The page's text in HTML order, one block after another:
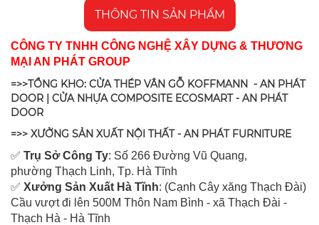
THÔNG TIN SẢN PHẨM
CÔNG TY TNHH CÔNG NGHỆ XÂY DỰNG & THƯƠNG
MẠI AN PHÁT GROUP
=>>TỔNG KHO: CỬA THÉP VÂN GỖ KOFFMANN - AN PHÁT
DOOR | CỬA NHỰA COMPOSITE ECOSMART - AN PHÁT
DOOR
=>> XƯỞNG SẢN XUẤT NỘI THẤT - AN PHÁT FURNITURE
✅ Trụ Sở Công Ty: Số 266 Đường Vũ Quang,
phường Thạch Linh, Tp. Hà Tĩnh
✅ Xưởng Sản Xuất Hà Tĩnh: (Cạnh Cây xăng Thạch Đài)
Cầu vượt đi lên 500M Thôn Nam Bình - xã Thạch Đài -
Thạch Hà - Hà Tĩnh